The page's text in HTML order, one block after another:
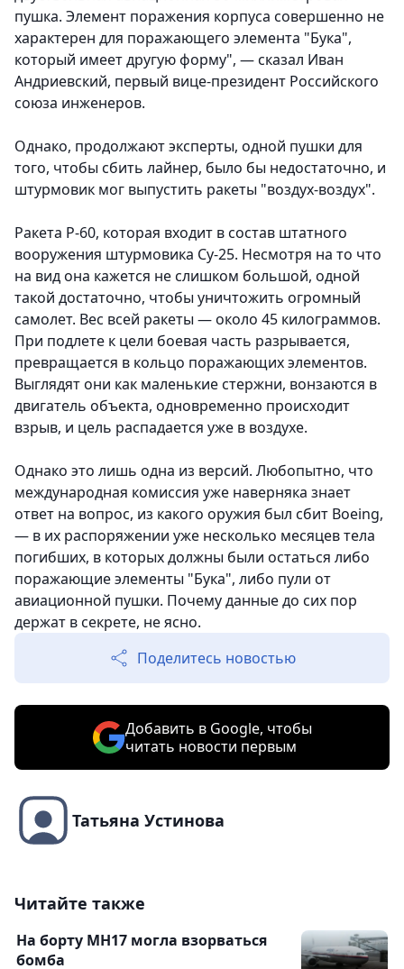
пушка. Элемент поражения корпуса совершенно не
характерен для поражающего элемента "Бука",
который имеет другую форму", — сказал Иван
Андриевский, первый вице-президент Российского
союза инженеров.
Однако, продолжают эксперты, одной пушки для
того, чтобы сбить лайнер, было бы недостаточно, и
штурмовик мог выпустить ракеты "воздух-воздух".
Ракета Р-60, которая входит в состав штатного
вооружения штурмовика Су-25. Несмотря на то что
на вид она кажется не слишком большой, одной
такой достаточно, чтобы уничтожить огромный
самолет. Вес всей ракеты — около 45 килограммов.
При подлете к цели боевая часть разрывается,
превращается в кольцо поражающих элементов.
Выглядят они как маленькие стержни, вонзаются в
двигатель объекта, одновременно происходит
взрыв, и цель распадается уже в воздухе.
Однако это лишь одна из версий. Любопытно, что
международная комиссия уже наверняка знает
ответ на вопрос, из какого оружия был сбит Boeing,
— в их распоряжении уже несколько месяцев тела
погибших, в которых должны были остаться либо
поражающие элементы "Бука", либо пули от
авиационной пушки. Почему данные до сих пор
держат в секрете, не ясно.
Поделитесь новостью
Добавить в Google, чтобы
читать новости первым
Татьяна Устинова
Читайте также
На борту MH17 могла взорваться
бомба